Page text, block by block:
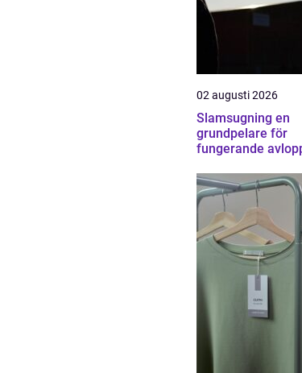
02 augusti 2026
Slamsugning en
grundpelare för
fungerande